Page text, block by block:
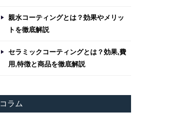
親水コーティングとは？効果やメリッ
トを徹底解説
セラミックコーティングとは？効果,費
用,特徴と商品を徹底解説
コラム